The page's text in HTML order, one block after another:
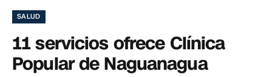
SALUD
11 servicios ofrece Clínica
Popular de Naguanagua